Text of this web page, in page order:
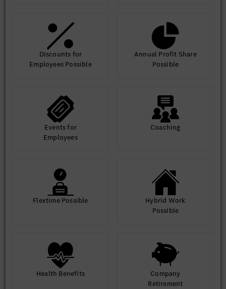
Discounts for
Employees Possible
Annual Profit Share
Possible
Events for
Employees
Coaching
Flextime Possible
Hybrid Work
Possible
Health Benefits
Company
Retirement